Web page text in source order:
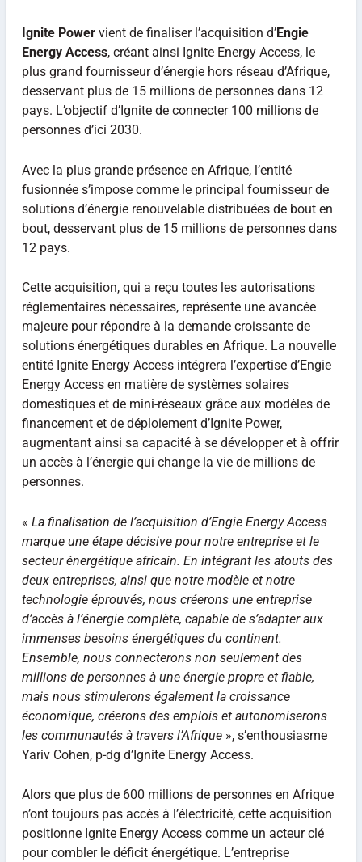
Ignite Powervient de finaliser l’acquisition d’Engie
Energy Access, créant ainsi Ignite Energy Access, le
plus grand fournisseur d’énergie hors réseau d’Afrique,
desservant plus de 15 millions de personnes dans 12
pays. L’objectif d’Ignite de connecter 100 millions de
personnes d’ici 2030.
Avec la plus grande présence en Afrique, l’entité
fusionnée s’impose comme le principal fournisseur de
solutions d’énergie renouvelable distribuées de bout en
bout, desservant plus de 15 millions de personnes dans
12 pays.
Cette acquisition, qui a reçu toutes les autorisations
réglementaires nécessaires, représente une avancée
majeure pour répondre à la demande croissante de
solutions énergétiques durables en Afrique. La nouvelle
entité Ignite Energy Access intégrera l’expertise d’Engie
Energy Access en matière de systèmes solaires
domestiques et de mini-réseaux grâce aux modèles de
financement et de déploiement d’Ignite Power,
augmentant ainsi sa capacité à se développer et à offrir
un accès à l’énergie qui change la vie de millions de
personnes.
« La finalisation de l’acquisition d’Engie Energy Access
marque une étape décisive pour notre entreprise et le
secteur énergétique africain. En intégrant les atouts des
deux entreprises, ainsi que notre modèle et notre
technologie éprouvés, nous créerons une entreprise
d’accès à l’énergie complète, capable de s’adapter aux
immenses besoins énergétiques du continent.
Ensemble, nous connecterons non seulement des
millions de personnes à une énergie propre et fiable,
mais nous stimulerons également la croissance
économique, créerons des emplois et autonomiserons
les communautés à travers l’Afrique», s’enthousiasme
Yariv Cohen, p-dg d’Ignite Energy Access.
Alors que plus de 600 millions de personnes en Afrique
n’ont toujours pas accès à l’électricité, cette acquisition
positionne Ignite Energy Access comme un acteur clé
pour combler le déficit énergétique. L’entreprise